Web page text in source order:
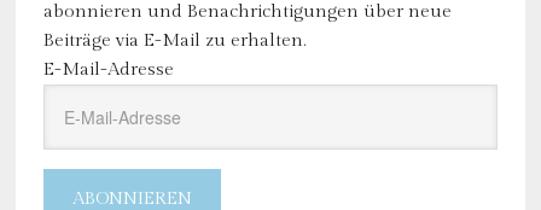
abonnieren und Benachrichtigungen über neue
Beiträge via E-Mail zu erhalten.
E-Mail-Adresse
ABONNIEREN